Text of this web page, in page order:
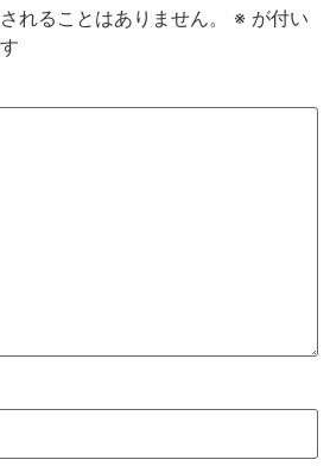
れることはありません。 ※ が付い